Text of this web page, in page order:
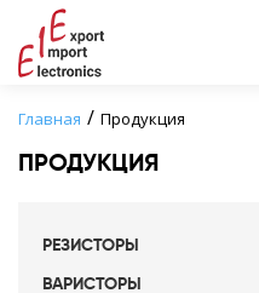
Главная Продукция
ПРОДУКЦИЯ
РЕЗИСТОРЫ
ВАРИСТОРЫ